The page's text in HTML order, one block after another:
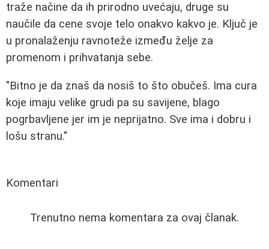
traže načine da ih prirodno uvećaju, druge su
naučile da cene svoje telo onakvo kakvo je. Ključ je
u pronalaženju ravnoteže između želje za
promenom i prihvatanja sebe.
"Bitno je da znaš da nosiš to što obučeš. Ima cura
koje imaju velike grudi pa su savijene, blago
pogrbavljene jer im je neprijatno. Sve ima i dobru i
lošu stranu."
Komentari
Trenutno nema komentara za ovaj članak.